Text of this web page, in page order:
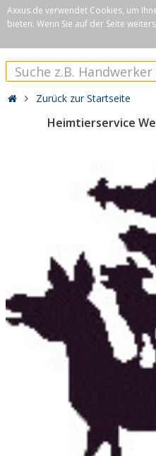
Axxus.de verwendet Cookies, um
bieten. Wenn Sie auf der Seite
Zurück zur Startseite
Heimtierservice